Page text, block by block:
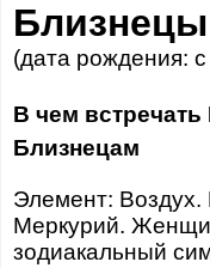
Близнецы
(дата рождения:
В чем
Близнецам
Элемент:
Меркурий.
зодиакальный